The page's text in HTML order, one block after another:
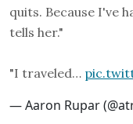
quits. Because I've
tells her."
"I traveled…
— Aaron Rupar